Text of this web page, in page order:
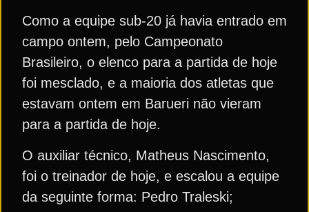
Como a equipe sub-20 já havia entrado em
campo ontem, pelo Campeonato
Brasileiro, o elenco para a partida de hoje
foi mesclado, e a maioria dos atletas que
estavam ontem em Barueri não vieram
para a partida de hoje.
O auxiliar técnico, Matheus Nascimento,
foi o treinador de hoje, e escalou a equipe
da seguinte forma: Pedro Traleski;